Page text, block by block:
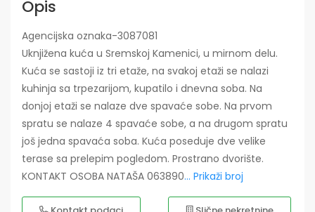
Opis
Agencijska oznaka-3087081
Uknjižena kuća u Sremskoj Kamenici, u mirnom delu.
Kuća se sastoji iz tri etaže, na svakoj etaži se nalazi
kuhinja sa trpezarijom, kupatilo i dnevna soba. Na
donjoj etaži se nalaze dve spavaće sobe. Na prvom
spratu se nalaze 4 spavaće sobe, a na drugom spratu
još jedna spavaća soba. Kuća poseduje dve velike
terase sa prelepim pogledom. Prostrano dvorište.
KONTAKT OSOBA NATAŠA 063890... Prikaži broj